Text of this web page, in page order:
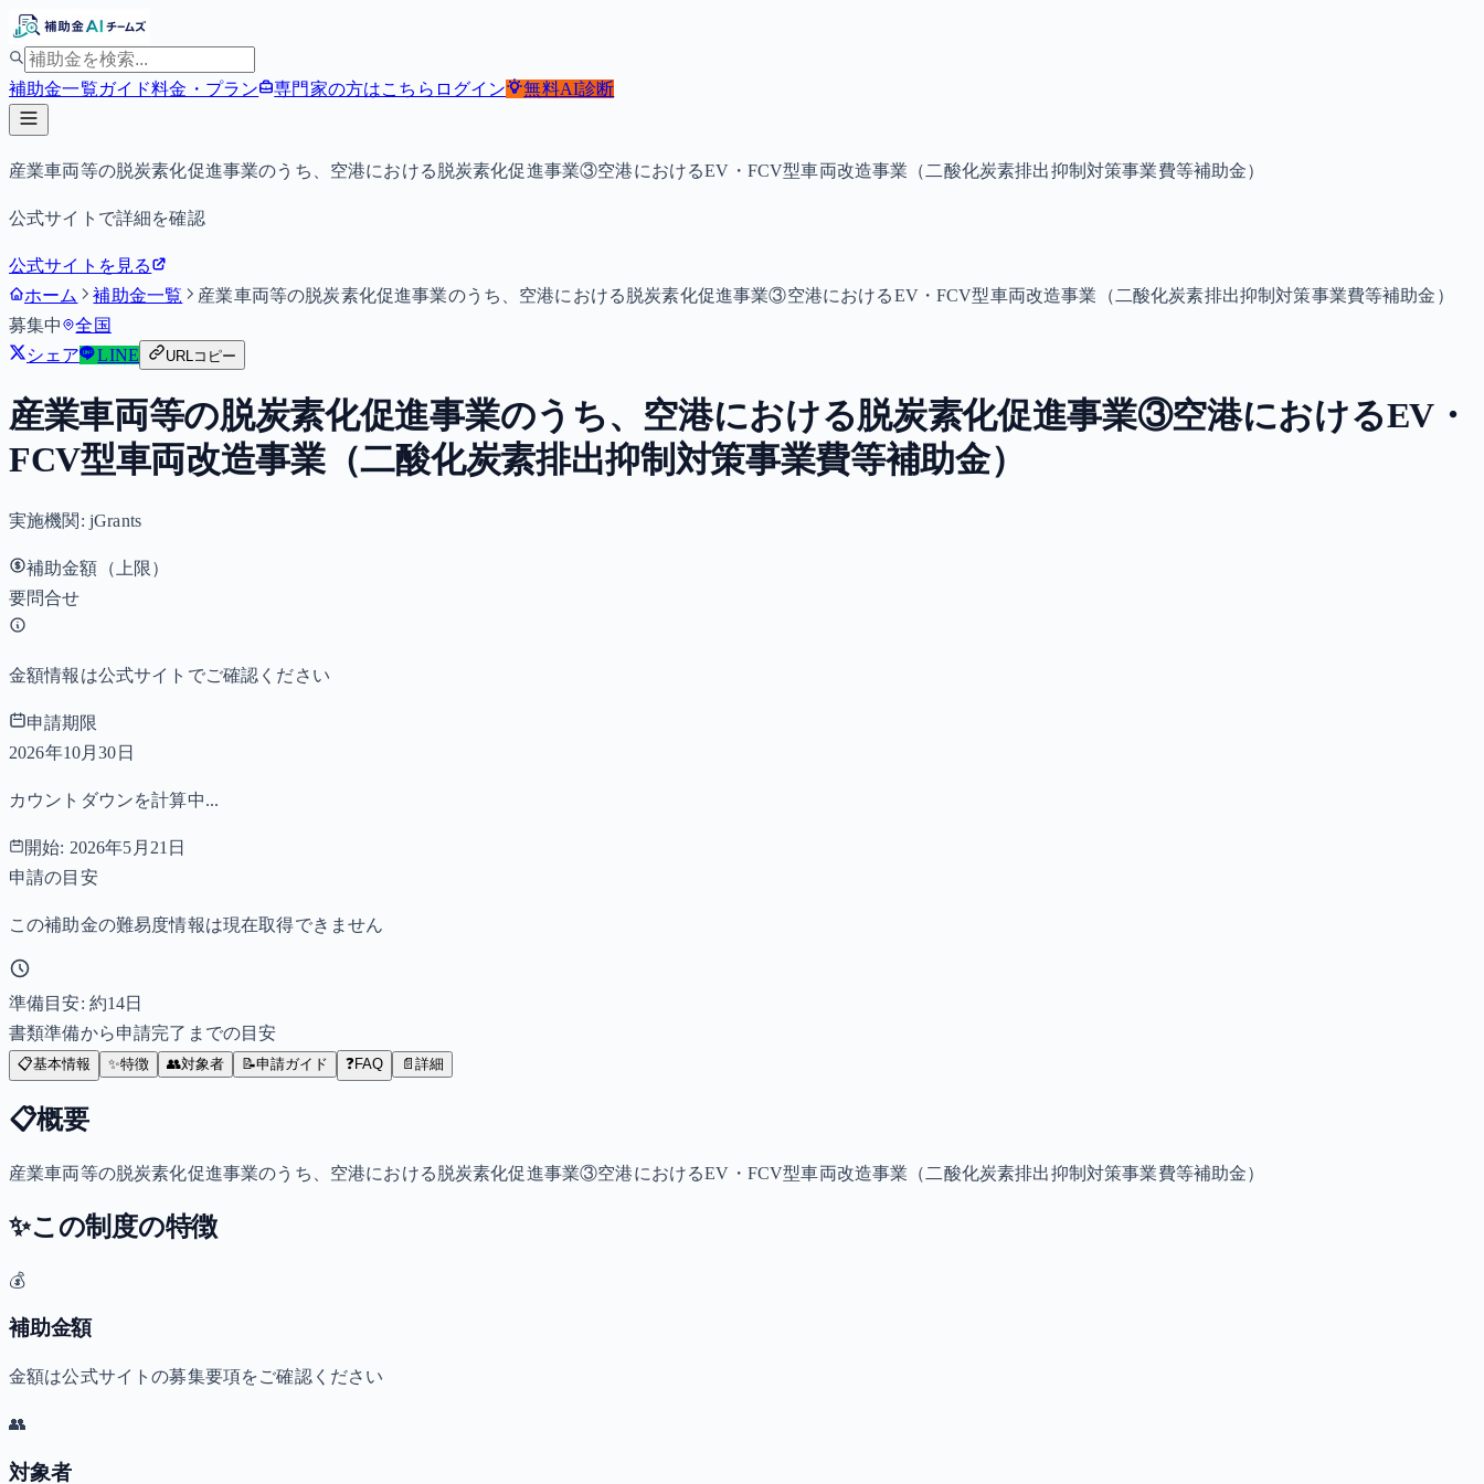
補助金一覧ガイド料金・プラン 専門家の方はこちら ログイン 無料AI診断
産業車両等の脱炭素化促進事業のうち、空港における脱炭素化促進事業③空港におけるEV・FCV型車両改造事業（二酸化炭素排出抑制対策事業費等補助金）
公式サイトで詳細を確認
公式サイトを見る
ホーム
補助金一覧
産業車両等の脱炭素化促進事業のうち、空港における脱炭素化促進事業③空港におけるEV・FCV型車両改造事業（二酸化炭素排出抑制対策事業費等補助金）
募集中
全国
シェア
LINE URLコピー
産業車両等の脱炭素化促進事業のうち、空港における脱炭素化促進事業③空港におけるEV・
FCV型車両改造事業（二酸化炭素排出抑制対策事業費等補助金）
実施機関: jGrants
補助金額（上限）
要問合せ
金額情報は公式サイトでご確認ください
申請期限
2026年10月30日
カウントダウンを計算中...
開始: 2026年5月21日
申請の目安
この補助金の難易度情報は現在取得できません
準備目安: 約14日
書類準備から申請完了までの目安
📋基本情報 ✨特徴 👥対象者 📝申請ガイド ❓FAQ 📄 詳細
📋概要
産業車両等の脱炭素化促進事業のうち、空港における脱炭素化促進事業③空港におけるEV・FCV型車両改造事業（二酸化炭素排出抑制対策事業費等補助金）
✨この制度の特徴
💰
補助金額
金額は公式サイトの募集要項をご確認ください
👥
対象者